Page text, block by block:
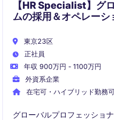
【HR Specialist】グ
ムの採用＆オペレーシ
東京23区
正社員
年収 900万円 - 1100万円
外資系企業
在宅可・ハイブリッド勤務
グローバルプロフェッショ